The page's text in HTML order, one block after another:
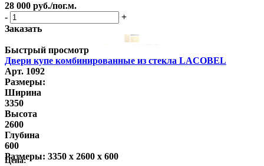
28 000 руб./пог.м.
-
+
Заказать
Быстрый просмотр
Двери купе комбинированные из стекла LACOBEL
Арт. 1092
Размеры:
Ширина
3350
Высота
2600
Глубина
600
Размеры: 3350 x 2600 x 600
Цена: